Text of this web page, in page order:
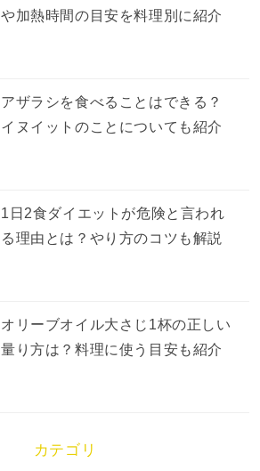
や加熱時間の目安を料理別に紹介
アザラシを食べることはできる？
イヌイットのことについても紹介
1日2食ダイエットが危険と言われ
る理由とは？やり方のコツも解説
オリーブオイル大さじ1杯の正しい
量り方は？料理に使う目安も紹介
カテゴリ